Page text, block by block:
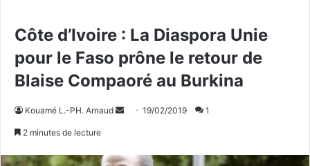
Côte d’Ivoire : La Diaspora Unie
pour le Faso prône le retour de
Blaise Compaoré au Burkina
Kouamé L.-PH. Arnaud
o
19/02/2019 1
2 minutes de lecture